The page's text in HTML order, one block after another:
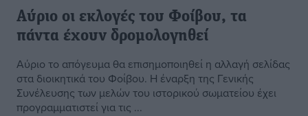
Αύριο οι εκλογές του Φοίβου, τα
πάντα έχουν δρομολογηθεί
Αύριο το απόγευμα θα επισημοποιηθεί η αλλαγή σελίδας
στα διοικητικά του Φοίβου. Η έναρξη της Γενικής
Συνέλευσης των μελών του ιστορικού σωματείου έχει
προγραμματιστεί για τις ...